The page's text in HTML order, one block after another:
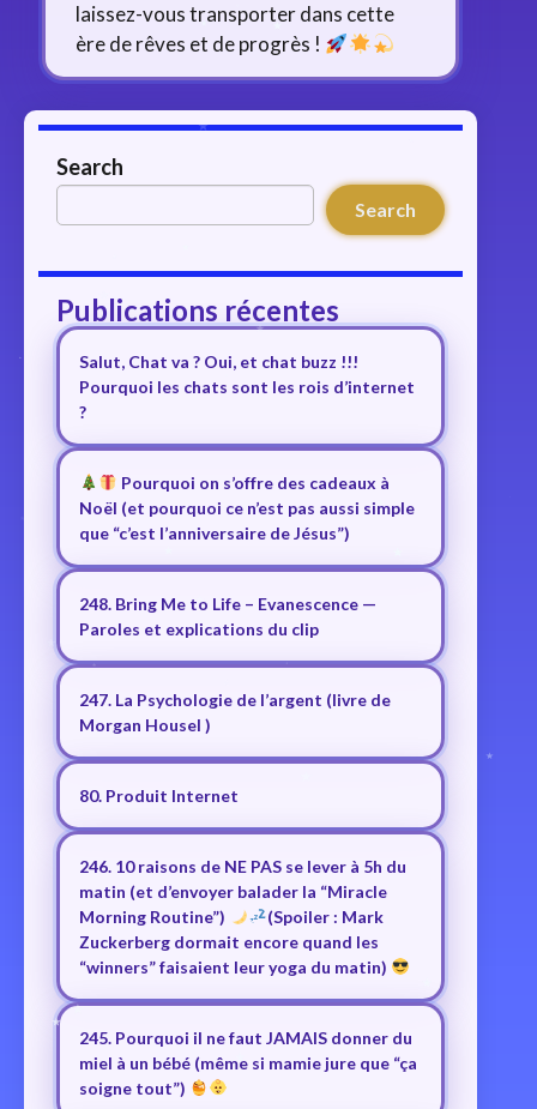
laissez-vous transporter dans cette
ère de rêves et de progrès !
Search
Search
Publications récentes
Salut, Chat va ? Oui, et chat buzz !!!
Pourquoi les chats sont les rois d’internet
?
Pourquoi on s’offre des cadeaux à
Noël (et pourquoi ce n’est pas aussi simple
que “c’est l’anniversaire de Jésus”)
248. Bring Me to Life – Evanescence —
Paroles et explications du clip
247. La Psychologie de l’argent (livre de
Morgan Housel )
80. Produit Internet
246. 10 raisons de NE PAS se lever à 5h du
matin (et d’envoyer balader la “Miracle
Morning Routine”)
(Spoiler : Mark
Zuckerberg dormait encore quand les
“winners” faisaient leur yoga du matin)
245. Pourquoi il ne faut JAMAIS donner du
miel à un bébé (même si mamie jure que “ça
soigne tout”)